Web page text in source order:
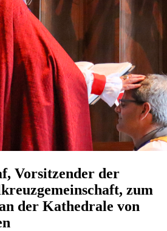
Vorsitzender der
zum
der Kathedrale von